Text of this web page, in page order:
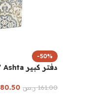
-50%
دفتر كبير Ashta ” مخطط”
161.00 ر.س 80.50